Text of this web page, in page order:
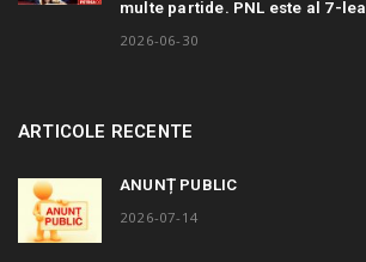
multe partide. PNL este al 7-lea
2026-06-30
ARTICOLE RECENTE
ANUNȚ PUBLIC
2026-07-14